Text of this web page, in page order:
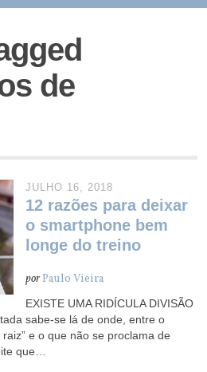
de
JULHO 16, 2018
12 razões para deixar
o smartphone bem
longe do treino
porPaulo Vieira
EXISTE UMA RIDÍCULA DIVISÃO
sabe-se lá de onde, entre o
e o que não se proclama de
que…